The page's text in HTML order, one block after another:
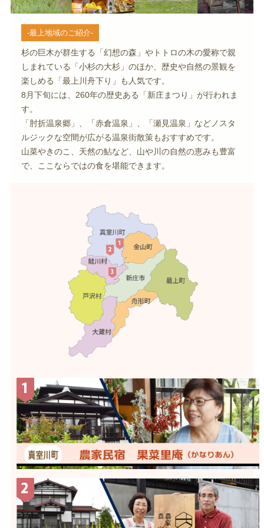
-最上地域のご紹介-
杉の巨木が群生する「幻想の森」やトトロの木の愛称で親
しまれている「小杉の大杉」のほか、歴史や自然の景観を
楽しめる「最上川舟下り」も人気です。
8月下旬には、260年の歴史ある「新庄まつり」が行われま
す。
「肘折温泉郷」、「赤倉温泉」、「瀬見温泉」などノスタ
ルジックな空間が広がる温泉街散策もおすすめです。
山菜やきのこ、天然の鮎など、山や川の自然の恵みも豊富
で、ここならではの食を堪能できます。